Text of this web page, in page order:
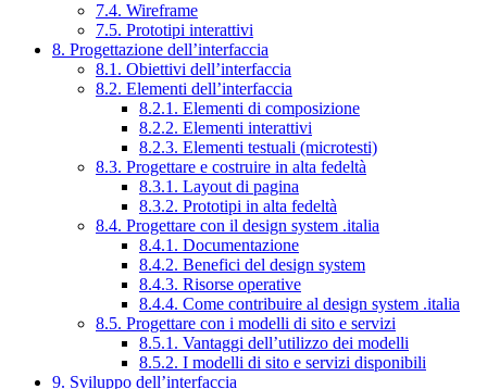
7.4. Wireframe
7.5. Prototipi interattivi
8. Progettazione dell’interfaccia
8.1. Obiettivi dell’interfaccia
8.2. Elementi dell’interfaccia
8.2.1. Elementi di composizione
8.2.2. Elementi interattivi
8.2.3. Elementi testuali (microtesti)
8.3. Progettare e costruire in alta fedeltà
8.3.1. Layout di pagina
8.3.2. Prototipi in alta fedeltà
8.4. Progettare con il design system .italia
8.4.1. Documentazione
8.4.2. Benefici del design system
8.4.3. Risorse operative
8.4.4. Come contribuire al design system .italia
8.5. Progettare con i modelli di sito e servizi
8.5.1. Vantaggi dell’utilizzo dei modelli
8.5.2. I modelli di sito e servizi disponibili
9. Sviluppo dell’interfaccia